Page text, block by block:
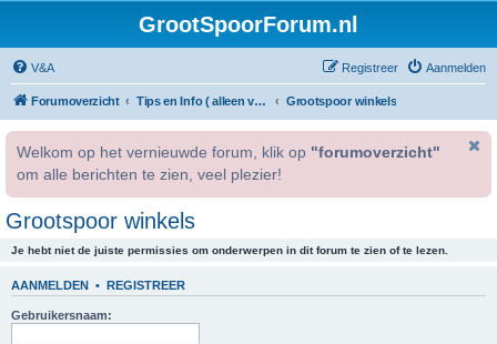
GrootSpoorForum.nl
V&A Aanmelden
Registreer
Forumoverzicht Tips en Info ( alleen voor geregistreerde gebruikers ) Grootspoor winkels
Welkom op het vernieuwde forum, klik op "forumoverzicht"
om alle berichten te zien, veel plezier!
Grootspoor winkels
Je hebt niet de juiste permissies om onderwerpen in dit forum te zien of te lezen.
AANMELDEN • REGISTREER
Gebruikersnaam: